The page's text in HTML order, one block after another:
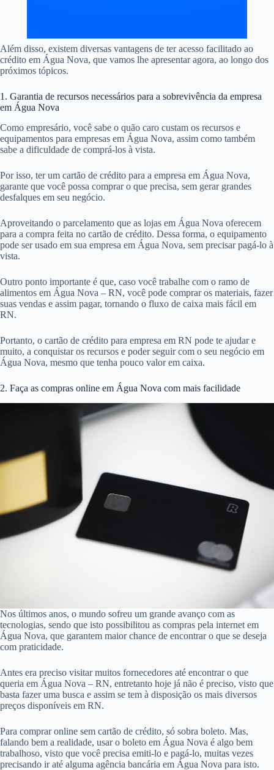
Além disso, existem diversas vantagens de ter acesso facilitado ao
crédito em Água Nova, que vamos lhe apresentar agora, ao longo dos
próximos tópicos.
1. Garantia de recursos necessários para a sobrevivência da empresa
em Água Nova
Como empresário, você sabe o quão caro custam os recursos e
equipamentos para empresas em Água Nova, assim como também
sabe a dificuldade de comprá-los à vista.
Por isso, ter um cartão de crédito para a empresa em Água Nova,
garante que você possa comprar o que precisa, sem gerar grandes
desfalques em seu negócio.
Aproveitando o parcelamento que as lojas em Água Nova oferecem
para a compra feita no cartão de crédito. Dessa forma, o equipamento
pode ser usado em sua empresa em Água Nova, sem precisar pagá-lo à
vista.
Outro ponto importante é que, caso você trabalhe com o ramo de
alimentos em Água Nova – RN, você pode comprar os materiais, fazer
suas vendas e assim pagar, tornando o fluxo de caixa mais fácil em
RN.
Portanto, o cartão de crédito para empresa em RN pode te ajudar e
muito, a conquistar os recursos e poder seguir com o seu negócio em
Água Nova, mesmo que tenha pouco valor em caixa.
2. Faça as compras online em Água Nova com mais facilidade
Nos últimos anos, o mundo sofreu um grande avanço com as
tecnologias, sendo que isto possibilitou as compras pela internet em
Água Nova, que garantem maior chance de encontrar o que se deseja
com praticidade.
Antes era preciso visitar muitos fornecedores até encontrar o que
queria em Água Nova – RN, entretanto hoje já não é preciso, visto que
basta fazer uma busca e assim se tem à disposição os mais diversos
preços disponíveis em RN.
Para comprar online sem cartão de crédito, só sobra boleto. Mas,
falando bem a realidade, usar o boleto em Água Nova é algo bem
trabalhoso, visto que você precisa emiti-lo e pagá-lo, muitas vezes
precisando ir até alguma agência bancária em Água Nova para isto.